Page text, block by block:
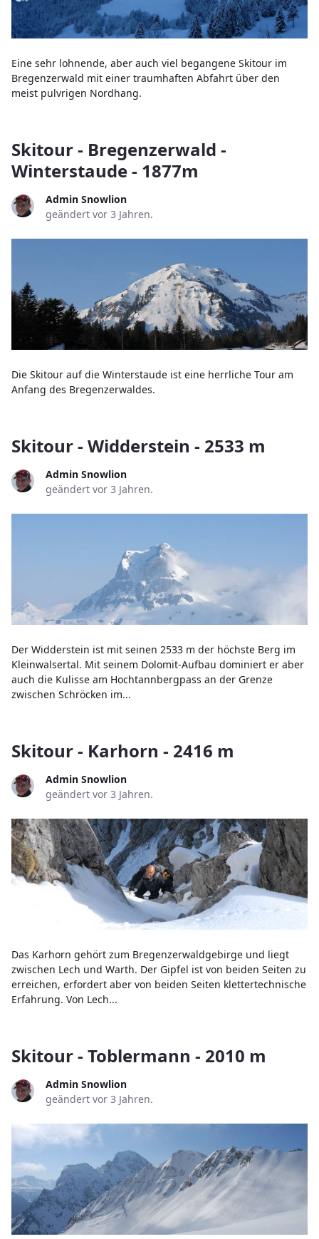
Eine sehr lohnende, aber auch viel begangene Skitour im
Bregenzerwald mit einer traumhaften Abfahrt über den
meist pulvrigen Nordhang.
Skitour - Bregenzerwald -
Winterstaude - 1877m
Admin Snowlion
geändert vor 3 Jahren.
Die Skitour auf die Winterstaude ist eine herrliche Tour am
Anfang des Bregenzerwaldes.
Skitour - Widderstein - 2533 m
Admin Snowlion
geändert vor 3 Jahren.
Der Widderstein ist mit seinen 2533 m der höchste Berg im
Kleinwalsertal. Mit seinem Dolomit-Aufbau dominiert er aber
auch die Kulisse am Hochtannbergpass an der Grenze
zwischen Schröcken im...
Skitour - Karhorn - 2416 m
Admin Snowlion
geändert vor 3 Jahren.
Das Karhorn gehört zum Bregenzerwaldgebirge und liegt
zwischen Lech und Warth. Der Gipfel ist von beiden Seiten zu
erreichen, erfordert aber von beiden Seiten klettertechnische
Erfahrung. Von Lech...
Skitour - Toblermann - 2010 m
Admin Snowlion
geändert vor 3 Jahren.